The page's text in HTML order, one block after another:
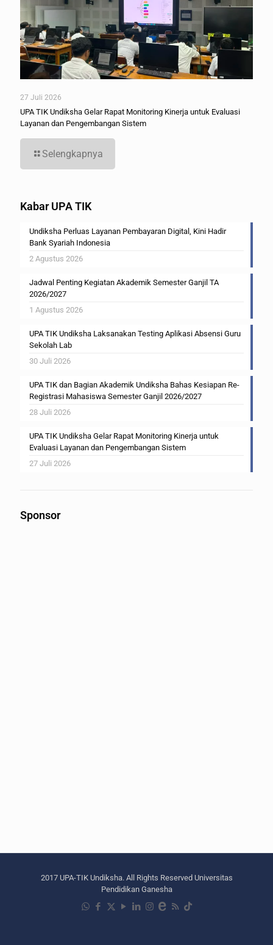
27 Juli 2026
UPA TIK Undiksha Gelar Rapat Monitoring Kinerja untuk Evaluasi
Layanan dan Pengembangan Sistem
Selengkapnya
Kabar UPA TIK
Undiksha Perluas Layanan Pembayaran Digital, Kini Hadir
Bank Syariah Indonesia
2 Agustus 2026
Jadwal Penting Kegiatan Akademik Semester Ganjil TA
2026/2027
1 Agustus 2026
UPA TIK Undiksha Laksanakan Testing Aplikasi Absensi Guru
Sekolah Lab
30 Juli 2026
UPA TIK dan Bagian Akademik Undiksha Bahas Kesiapan Re-
Registrasi Mahasiswa Semester Ganjil 2026/2027
28 Juli 2026
UPA TIK Undiksha Gelar Rapat Monitoring Kinerja untuk
Evaluasi Layanan dan Pengembangan Sistem
27 Juli 2026
Sponsor
2017 UPA-TIK Undiksha. All Rights Reserved Universitas
Pendidikan Ganesha